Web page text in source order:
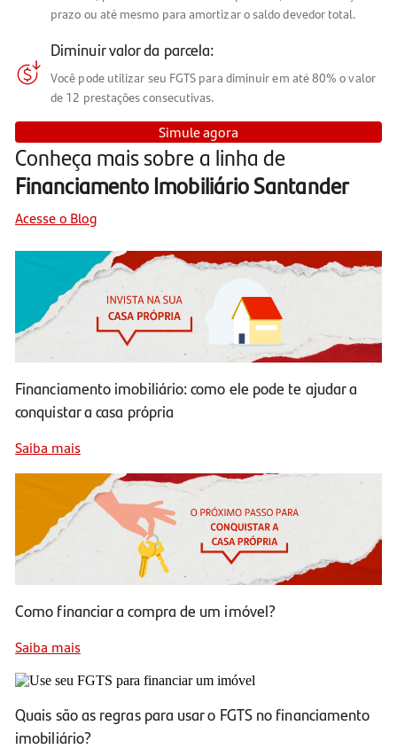
prazo ou até mesmo para amortizar o saldo devedor total.
Diminuir valor da parcela:
Você pode utilizar seu FGTS para diminuir em até 80% o valor
de 12 prestações consecutivas.
Simule agora
Conheça mais sobre a linha de
Financiamento Imobiliário Santander
Acesse o Blog
Financiamento imobiliário: como ele pode te ajudar a
conquistar a casa própria
Saiba mais
Como financiar a compra de um imóvel?
Saiba mais
Quais são as regras para usar o FGTS no financiamento
imobiliário?